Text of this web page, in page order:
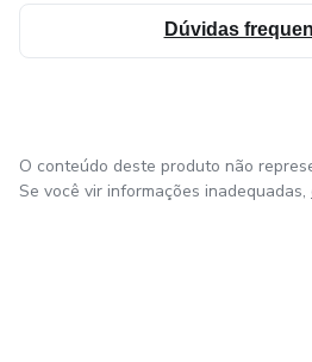
Dúvidas
O conteúdo deste produto não
Se você vir informações inadequadas,